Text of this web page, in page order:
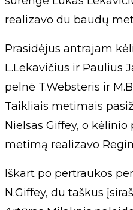
realizavo du baudų
Prasidėjus antrajam
L.Lekavičius ir Paulius
pelnė T.Websteris ir
Taikliais metimais
Nielsas Giffey, o
metimą realizavo
Iškart po pertraukos
N.Giffey, du taškus